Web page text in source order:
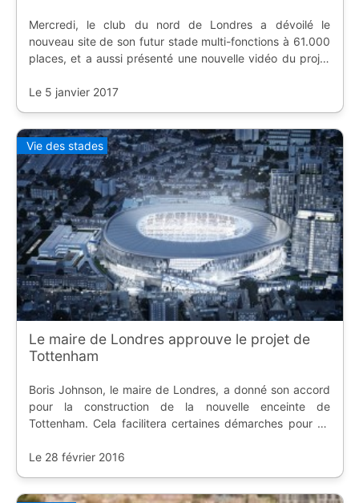
Mercredi, le club du nord de Londres a dévoilé le
nouveau site de son futur stade multi-fonctions à 61.000
places, et a aussi présenté une nouvelle vidéo du projet
Le 5 janvier 2017
Vie des stades
Le maire de Londres approuve le projet de
Tottenham
Boris Johnson, le maire de Londres, a donné son accord
pour la construction de la nouvelle enceinte de
Tottenham. Cela facilitera certaines démarches pour un
Le 28 février 2016